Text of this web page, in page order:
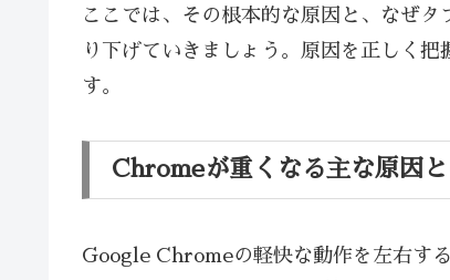
ここでは、その根本的な原因と、なぜ
り下げていきましょう。原因を正しく
す。
Chromeが重くなる主な原因
Google Chromeの軽快な動作を左右す